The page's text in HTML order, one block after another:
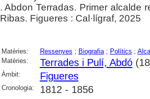
. Abdon Terradas. Primer alcalde
Ribas. Figueres : Cal·lígraf, 2025
Matèries: Ressenyes ; Biografia; Polítics ;
Matèries:
Terrades i Pulí, Abdó
Àmbit: Figueres
Cronologia: 1812 - 1856